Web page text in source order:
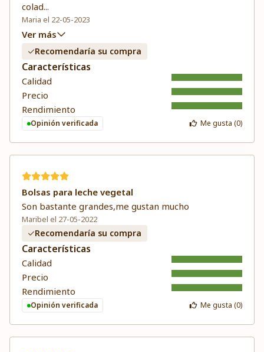
colad...
Maria el 22-05-2023
Ver más
Recomendaría su compra
Características
Calidad
Precio
Rendimiento
Opinión verificada Me gusta (0)
Bolsas para leche vegetal
Son bastante grandes,me gustan mucho
Maribel el 27-05-2022
Recomendaría su compra
Características
Calidad
Precio
Rendimiento
Opinión verificada Me gusta (0)